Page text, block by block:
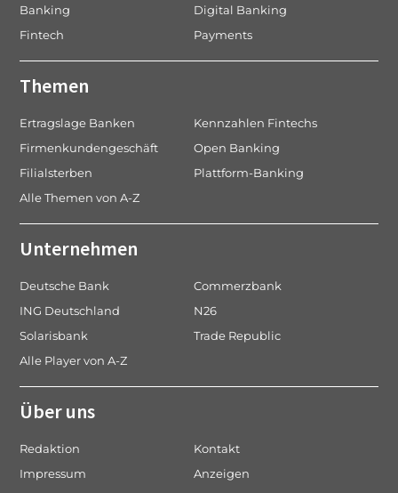
Banking
Digital Banking
Fintech
Payments
Themen
Ertragslage Banken
Kennzahlen Fintechs
Firmenkundengeschäft
Open Banking
Filialsterben
Plattform-Banking
Alle Themen von A-Z
Unternehmen
Deutsche Bank
Commerzbank
ING Deutschland
N26
Solarisbank
Trade Republic
Alle Player von A-Z
Über uns
Redaktion
Kontakt
Impressum
Anzeigen